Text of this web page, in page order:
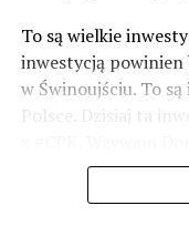
To są wielkie
inwestycją powinien
w Świnoujściu. To
Polsce. Dzisiaj ta
odblokowania CPK.